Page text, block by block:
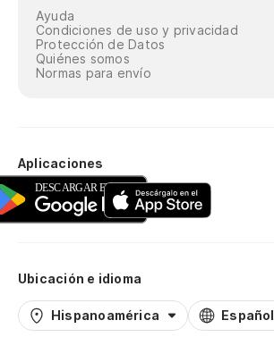
Ayuda
Condiciones de uso y privacidad
Protección de Datos
Quiénes somos
Normas para envío
Aplicaciones
Ubicación e idioma
Hispanoamérica Español